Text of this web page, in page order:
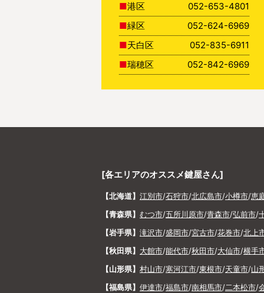
港区
052-653-4801
緑区
052-624-6969
天白区
052-835-6911
瑞穂区
052-842-6969
[各エリアのオススメ鍵屋さん]
【北海道】 江別市/石狩市/北広島市/小樽市/恵
【青森県】 むつ市/五所川原市/青森市/弘前市/
【岩手県】 滝沢市/盛岡市/宮古市/花巻市/北上
【秋田県】 大館市/能代市/秋田市/大仙市/横手
【山形県】 村山市/寒河江市/東根市/天童市/山
【福島県】 伊達市/福島市/南相馬市/二本松市/